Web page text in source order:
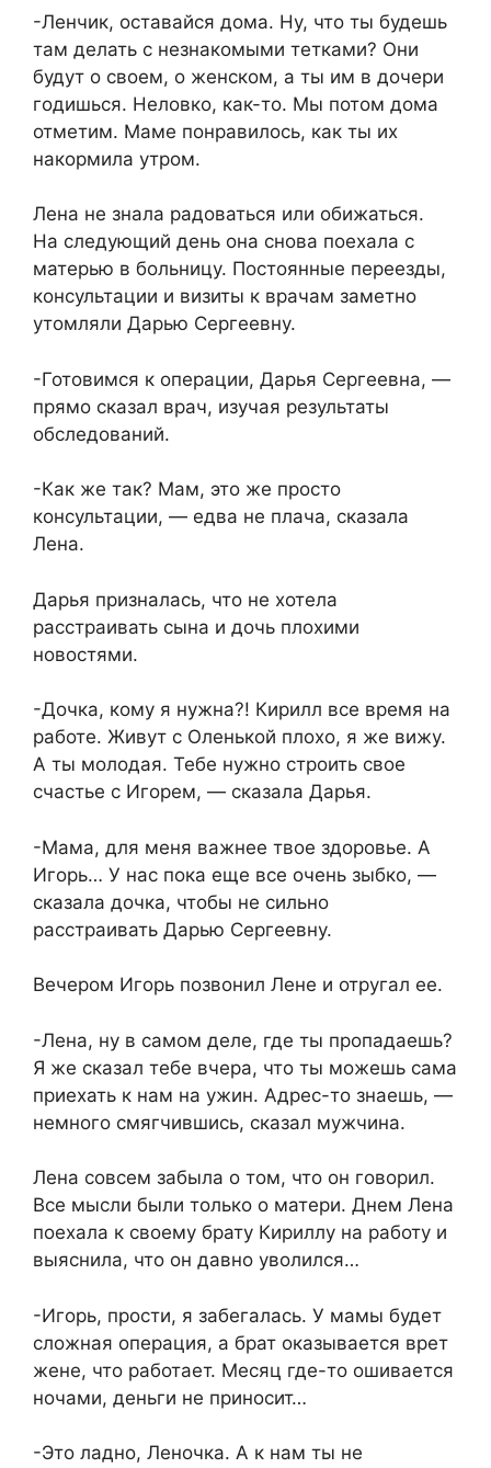
-Ленчик, оставайся дома. Ну, что ты будешь
там делать с незнакомыми тетками? Они
будут о своем, о женском, а ты им в дочери
годишься. Неловко, как-то. Мы потом дома
отметим. Маме понравилось, как ты их
накормила утром.
Лена не знала радоваться или обижаться.
На следующий день она снова поехала с
матерью в больницу. Постоянные переезды,
консультации и визиты к врачам заметно
утомляли Дарью Сергеевну.
-Готовимся к операции, Дарья Сергеевна, —
прямо сказал врач, изучая результаты
обследований.
-Как же так? Мам, это же просто
консультации, — едва не плача, сказала
Лена.
Дарья призналась, что не хотела
расстраивать сына и дочь плохими
новостями.
-Дочка, кому я нужна?! Кирилл все время на
работе. Живут с Оленькой плохо, я же вижу.
А ты молодая. Тебе нужно строить свое
счастье с Игорем, — сказала Дарья.
-Мама, для меня важнее твое здоровье. А
Игорь… У нас пока еще все очень зыбко, —
сказала дочка, чтобы не сильно
расстраивать Дарью Сергеевну.
Вечером Игорь позвонил Лене и отругал ее.
-Лена, ну в самом деле, где ты пропадаешь?
Я же сказал тебе вчера, что ты можешь сама
приехать к нам на ужин. Адрес-то знаешь, —
немного смягчившись, сказал мужчина.
Лена совсем забыла о том, что он говорил.
Все мысли были только о матери. Днем Лена
поехала к своему брату Кириллу на работу и
выяснила, что он давно уволился…
-Игорь, прости, я забегалась. У мамы будет
сложная операция, а брат оказывается врет
жене, что работает. Месяц где-то ошивается
ночами, деньги не приносит…
-Это ладно, Леночка. А к нам ты не